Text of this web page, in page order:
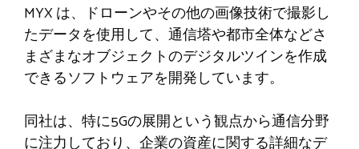
MYX は、ドローンやその他の画像技術で撮影し
たデータを使用して、通信塔や都市全体などさ
まざまなオブジェクトのデジタルツインを作成
できるソフトウェアを開発しています。
同社は、特に5Gの展開という観点から通信分野
に注力しており、企業の資産に関する詳細なデ